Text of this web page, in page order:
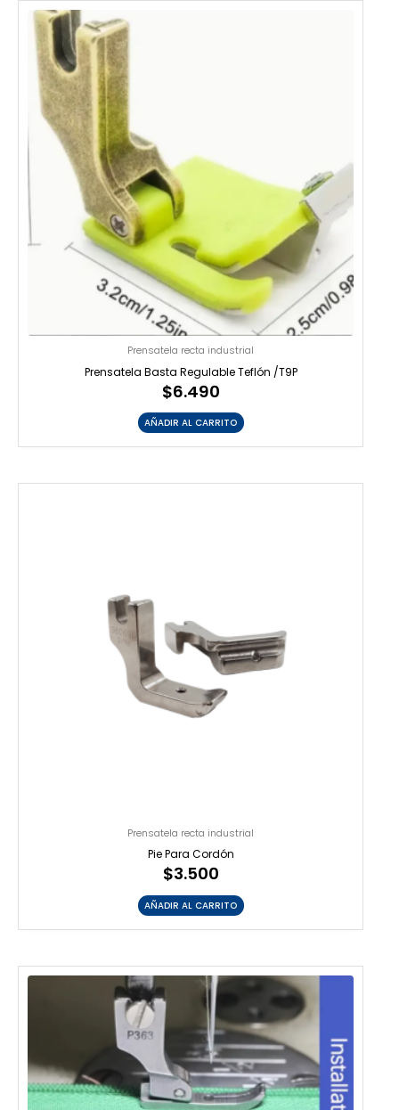
Prensatela recta industrial
Prensatela Basta Regulable Teflón /T9P
$6.490
AÑADIR AL CARRITO
Prensatela recta industrial
Pie Para Cordón
$3.500
AÑADIR AL CARRITO